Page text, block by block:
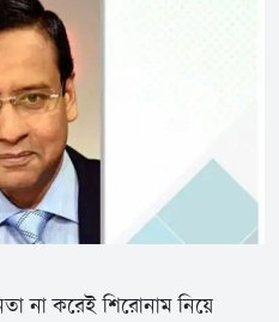
না করেই শিরোনাম নিয়ে